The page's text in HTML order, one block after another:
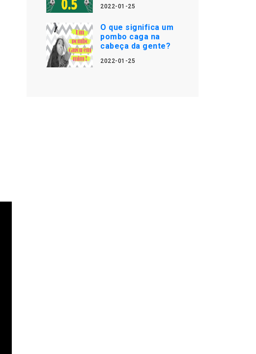
2022-01-25
O que significa um
pombo caga na
cabeça da gente?
2022-01-25